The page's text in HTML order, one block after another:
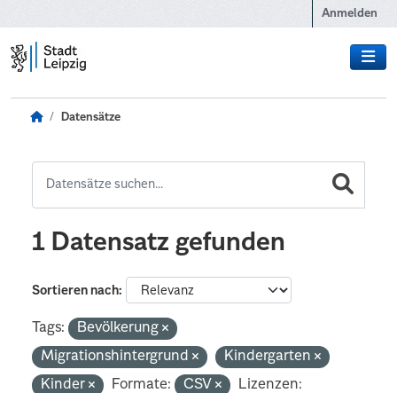
Anmelden
Datensätze
1 Datensatz gefunden
Sortieren nach
Tags:
Bevölkerung
Migrationshintergrund
Kindergarten
Kinder
Formate: CSV
Lizenzen: